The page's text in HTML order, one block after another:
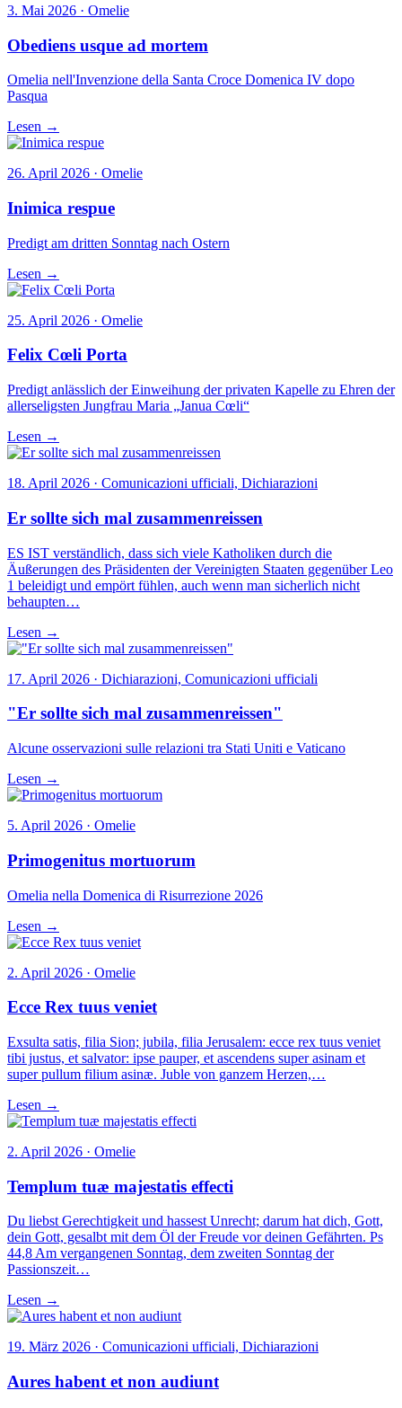
3. Mai 2026 · Omelie
Obediens usque ad mortem
Omelia nell'Invenzione della Santa Croce Domenica IV dopo
Pasqua
Lesen →
26. April 2026 · Omelie
Inimica respue
Predigt am dritten Sonntag nach Ostern
Lesen →
25. April 2026 · Omelie
Felix Cœli Porta
Predigt anlässlich der Einweihung der privaten Kapelle zu Ehren der
allerseligsten Jungfrau Maria „Janua Cœli“
Lesen →
18. April 2026 · Comunicazioni ufficiali, Dichiarazioni
Er sollte sich mal zusammenreissen
ES IST verständlich, dass sich viele Katholiken durch die
Äußerungen des Präsidenten der Vereinigten Staaten gegenüber Leo
1 beleidigt und empört fühlen, auch wenn man sicherlich nicht
behaupten…
Lesen →
17. April 2026 · Dichiarazioni, Comunicazioni ufficiali
"Er sollte sich mal zusammenreissen"
Alcune osservazioni sulle relazioni tra Stati Uniti e Vaticano
Lesen →
5. April 2026 · Omelie
Primogenitus mortuorum
Omelia nella Domenica di Risurrezione 2026
Lesen →
2. April 2026 · Omelie
Ecce Rex tuus veniet
Exsulta satis, filia Sion; jubila, filia Jerusalem: ecce rex tuus veniet
tibi justus, et salvator: ipse pauper, et ascendens super asinam et
super pullum filium asinæ. Juble von ganzem Herzen,…
Lesen →
2. April 2026 · Omelie
Templum tuæ majestatis effecti
Du liebst Gerechtigkeit und hassest Unrecht; darum hat dich, Gott,
dein Gott, gesalbt mit dem Öl der Freude vor deinen Gefährten. Ps
44,8 Am vergangenen Sonntag, dem zweiten Sonntag der
Passionszeit…
Lesen →
19. März 2026 · Comunicazioni ufficiali, Dichiarazioni
Aures habent et non audiunt